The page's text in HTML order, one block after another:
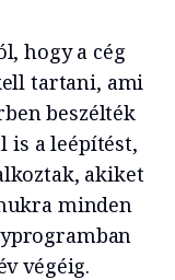
hogy a cég
tartani, ami
beszélték
is a leépítést,
akiket
minden
végéig.